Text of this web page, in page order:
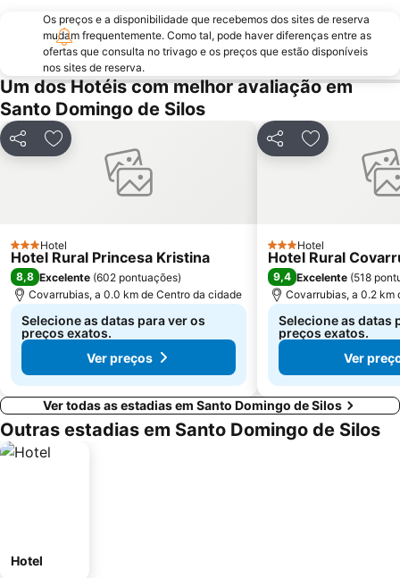
Os preços e a disponibilidade que recebemos dos sites de reserva
mudam frequentemente. Como tal, pode haver diferenças entre as
ofertas que consulta no trivago e os preços que estão disponíveis
nos sites de reserva.
Um dos Hotéis com melhor avaliação em
Santo Domingo de Silos
PartilharAdicionar aos favoritos
3 Estrelas
Hotel
Hotel Rural Princesa Kristina
8,8 Excelente (602 pontuações)
Covarrubias, a 0.0 km de Centro da cidade
Selecione as datas para ver os
preços exatos.
Ver preços
PartilharAdicionar
3 Estrelas
Hotel
Hotel Rural
9,4 Excelente (518
Covarrubias, a 0.2 km
Selecione as datas
preços exatos.
Ver
Ver todas as estadias em Santo Domingo de Silos
Outras estadias em Santo Domingo de Silos
Hotel